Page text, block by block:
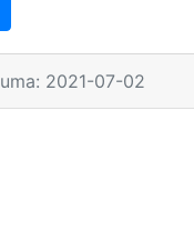
2021-07-02